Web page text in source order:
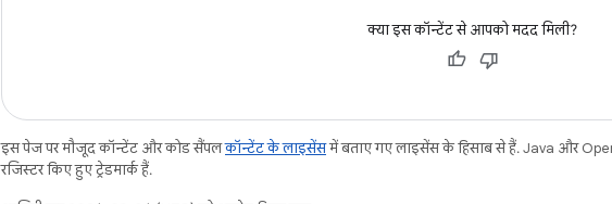
क्या इस कॉन्टेंट से आपको मदद मिली?
इस पेज पर मौजूद कॉन्टेंट और कोड सैंपलकॉन्टेंट के लाइसेंसमें बताए गए लाइसेंस के हिसाब से हैं. Java और
रजिस्टर किए हुए ट्रेडमार्क हैं.